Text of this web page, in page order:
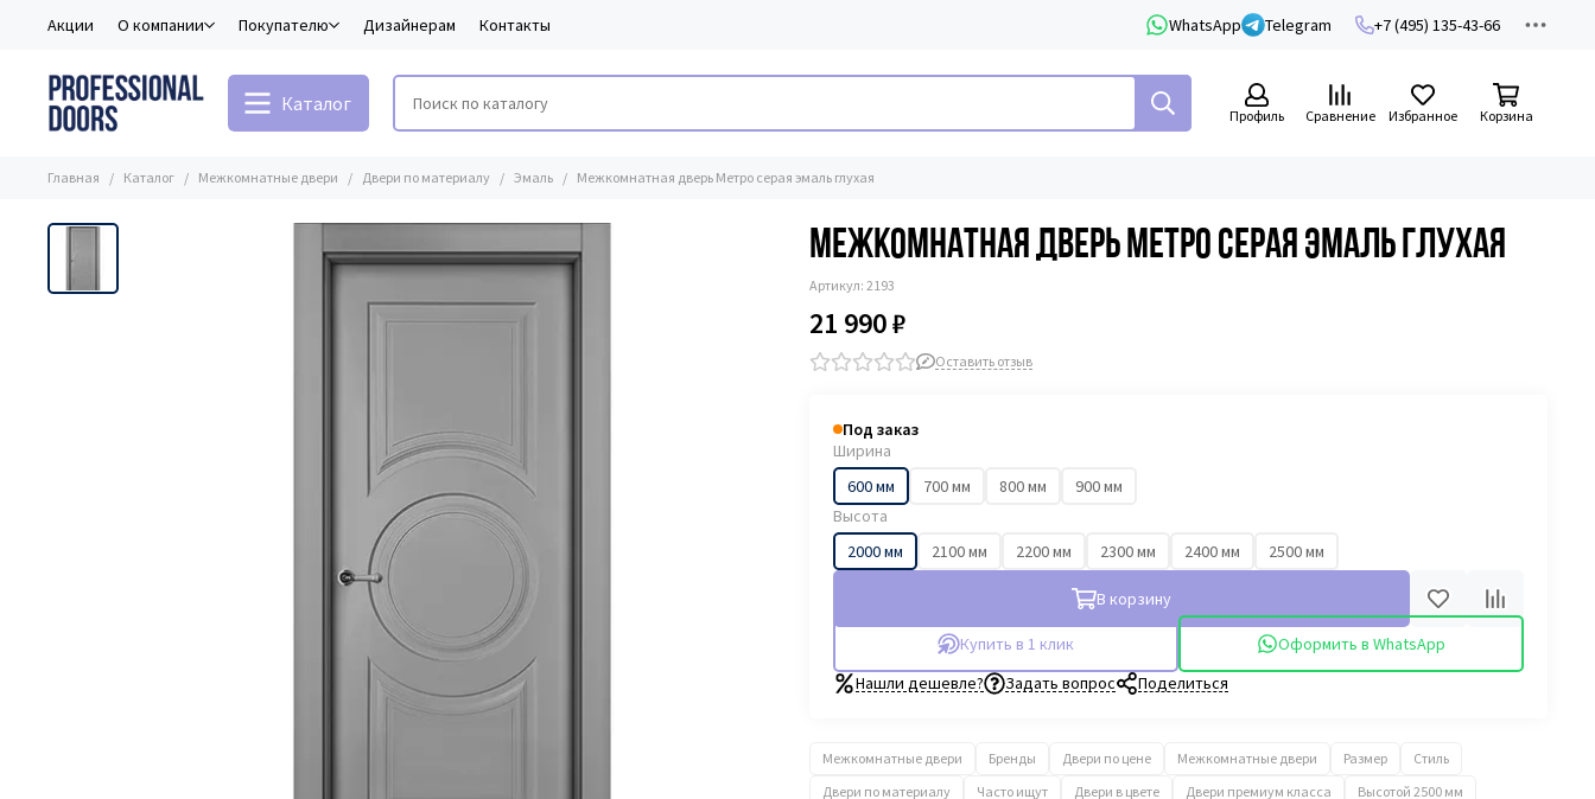
Акции О компании Покупателю Дизайнерам Контакты WhatsApp Telegram +7 (495) 135-43-66
Каталог
Профиль Сравнение Избранное Корзина
Главная Каталог Межкомнатные двери Двери по материалу Эмаль Межкомнатная дверь Метро серая эмаль глухая
Межкомнатная дверь Метро серая эмаль глухая
Артикул: 2193
21 990 ₽
Оставить отзыв
Под заказ
Ширина
600 мм
700 мм 800 мм
900 мм
Высота
2000 мм
2100 мм 2200 мм 2300 мм 2400 мм 2500 мм
В корзину
Купить в 1 клик
Оформить в WhatsApp
Нашли дешевле?
Задать вопрос Поделиться
Межкомнатные двери Бренды Двери по цене Межкомнатные двери Размер
Стиль
Двери по материалу
Часто ищут Двери в цвете Двери премиум класса
Высотой 2500 мм